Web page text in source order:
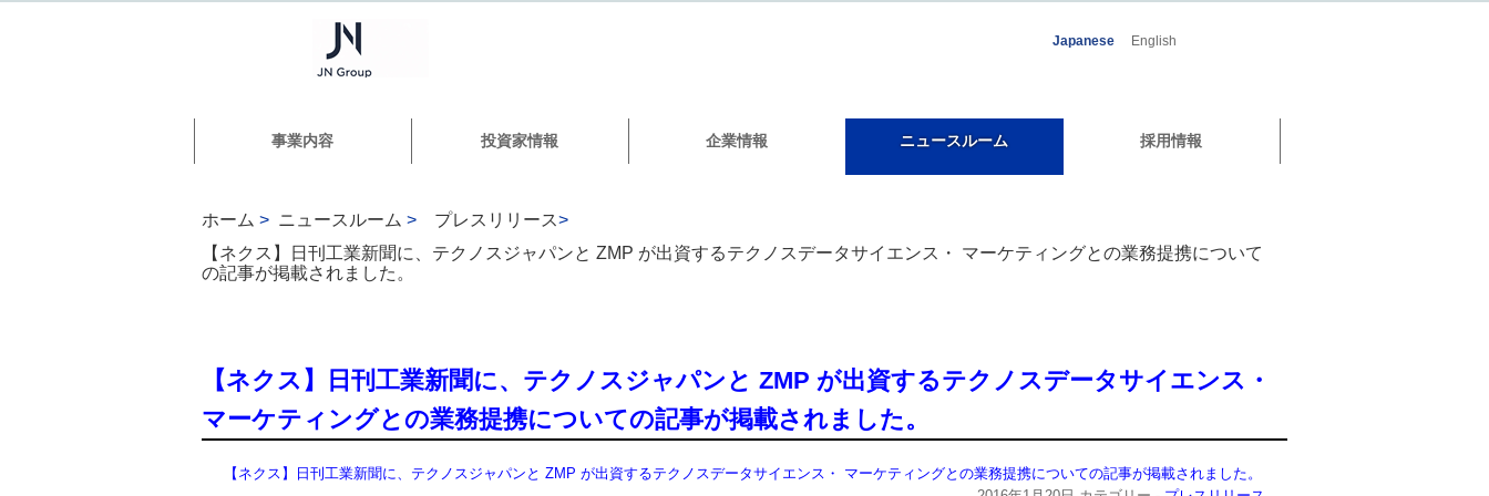
Japanese English
事業内容 投資家情報 企業情報 ニュースルーム 採用情報
ホーム > ニュースルーム > プレスリリース>
【ネクス】日刊工業新聞に、テクノスジャパンと ZMP が出資するテクノスデータサイエンス・ マーケティングとの業務提携について
の記事が掲載されました。
【ネクス】日刊工業新聞に、テクノスジャパンと ZMP が出資するテクノスデータサイエンス・
マーケティングとの業務提携についての記事が掲載されました。
【ネクス】日刊工業新聞に、テクノスジャパンと ZMP が出資するテクノスデータサイエンス・ マーケティングとの業務提携についての記事が掲載されました。